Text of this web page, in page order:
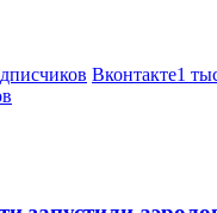
Вконтакте1